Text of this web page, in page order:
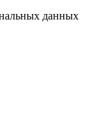
данных